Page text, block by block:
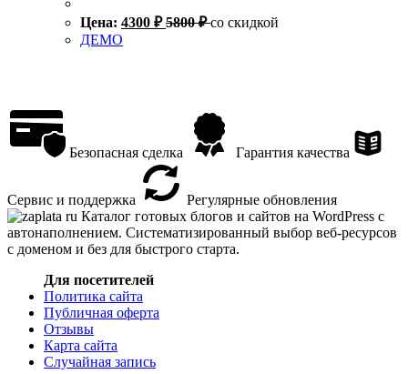
Цена: 4300 ₽ 5800₽ со скидкой
ДЕМО
Безопасная сделка Гарантия качества
Сервис и поддержка
Регулярные обновления
Каталог готовых блогов и сайтов на WordPress с
автонаполнением. Систематизированный выбор веб-ресурсов
с доменом и без для быстрого старта.
Для посетителей
Политика сайта
Публичная оферта
Отзывы
Карта сайта
Случайная запись